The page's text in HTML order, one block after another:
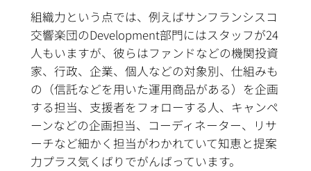
組織力という点では、例えばサンフランシスコ
交響楽団のDevelopment部門にはスタッフが24
人もいますが、彼らはファンドなどの機関投資
家、行政、企業、個人などの対象別、仕組みも
の（信託などを用いた運用商品がある）を企画
する担当、支援者をフォローする人、キャンペ
ーンなどの企画担当、コーディネーター、リサ
ーチなど細かく担当がわかれていて知恵と提案
力プラス気くばりでがんばっています。